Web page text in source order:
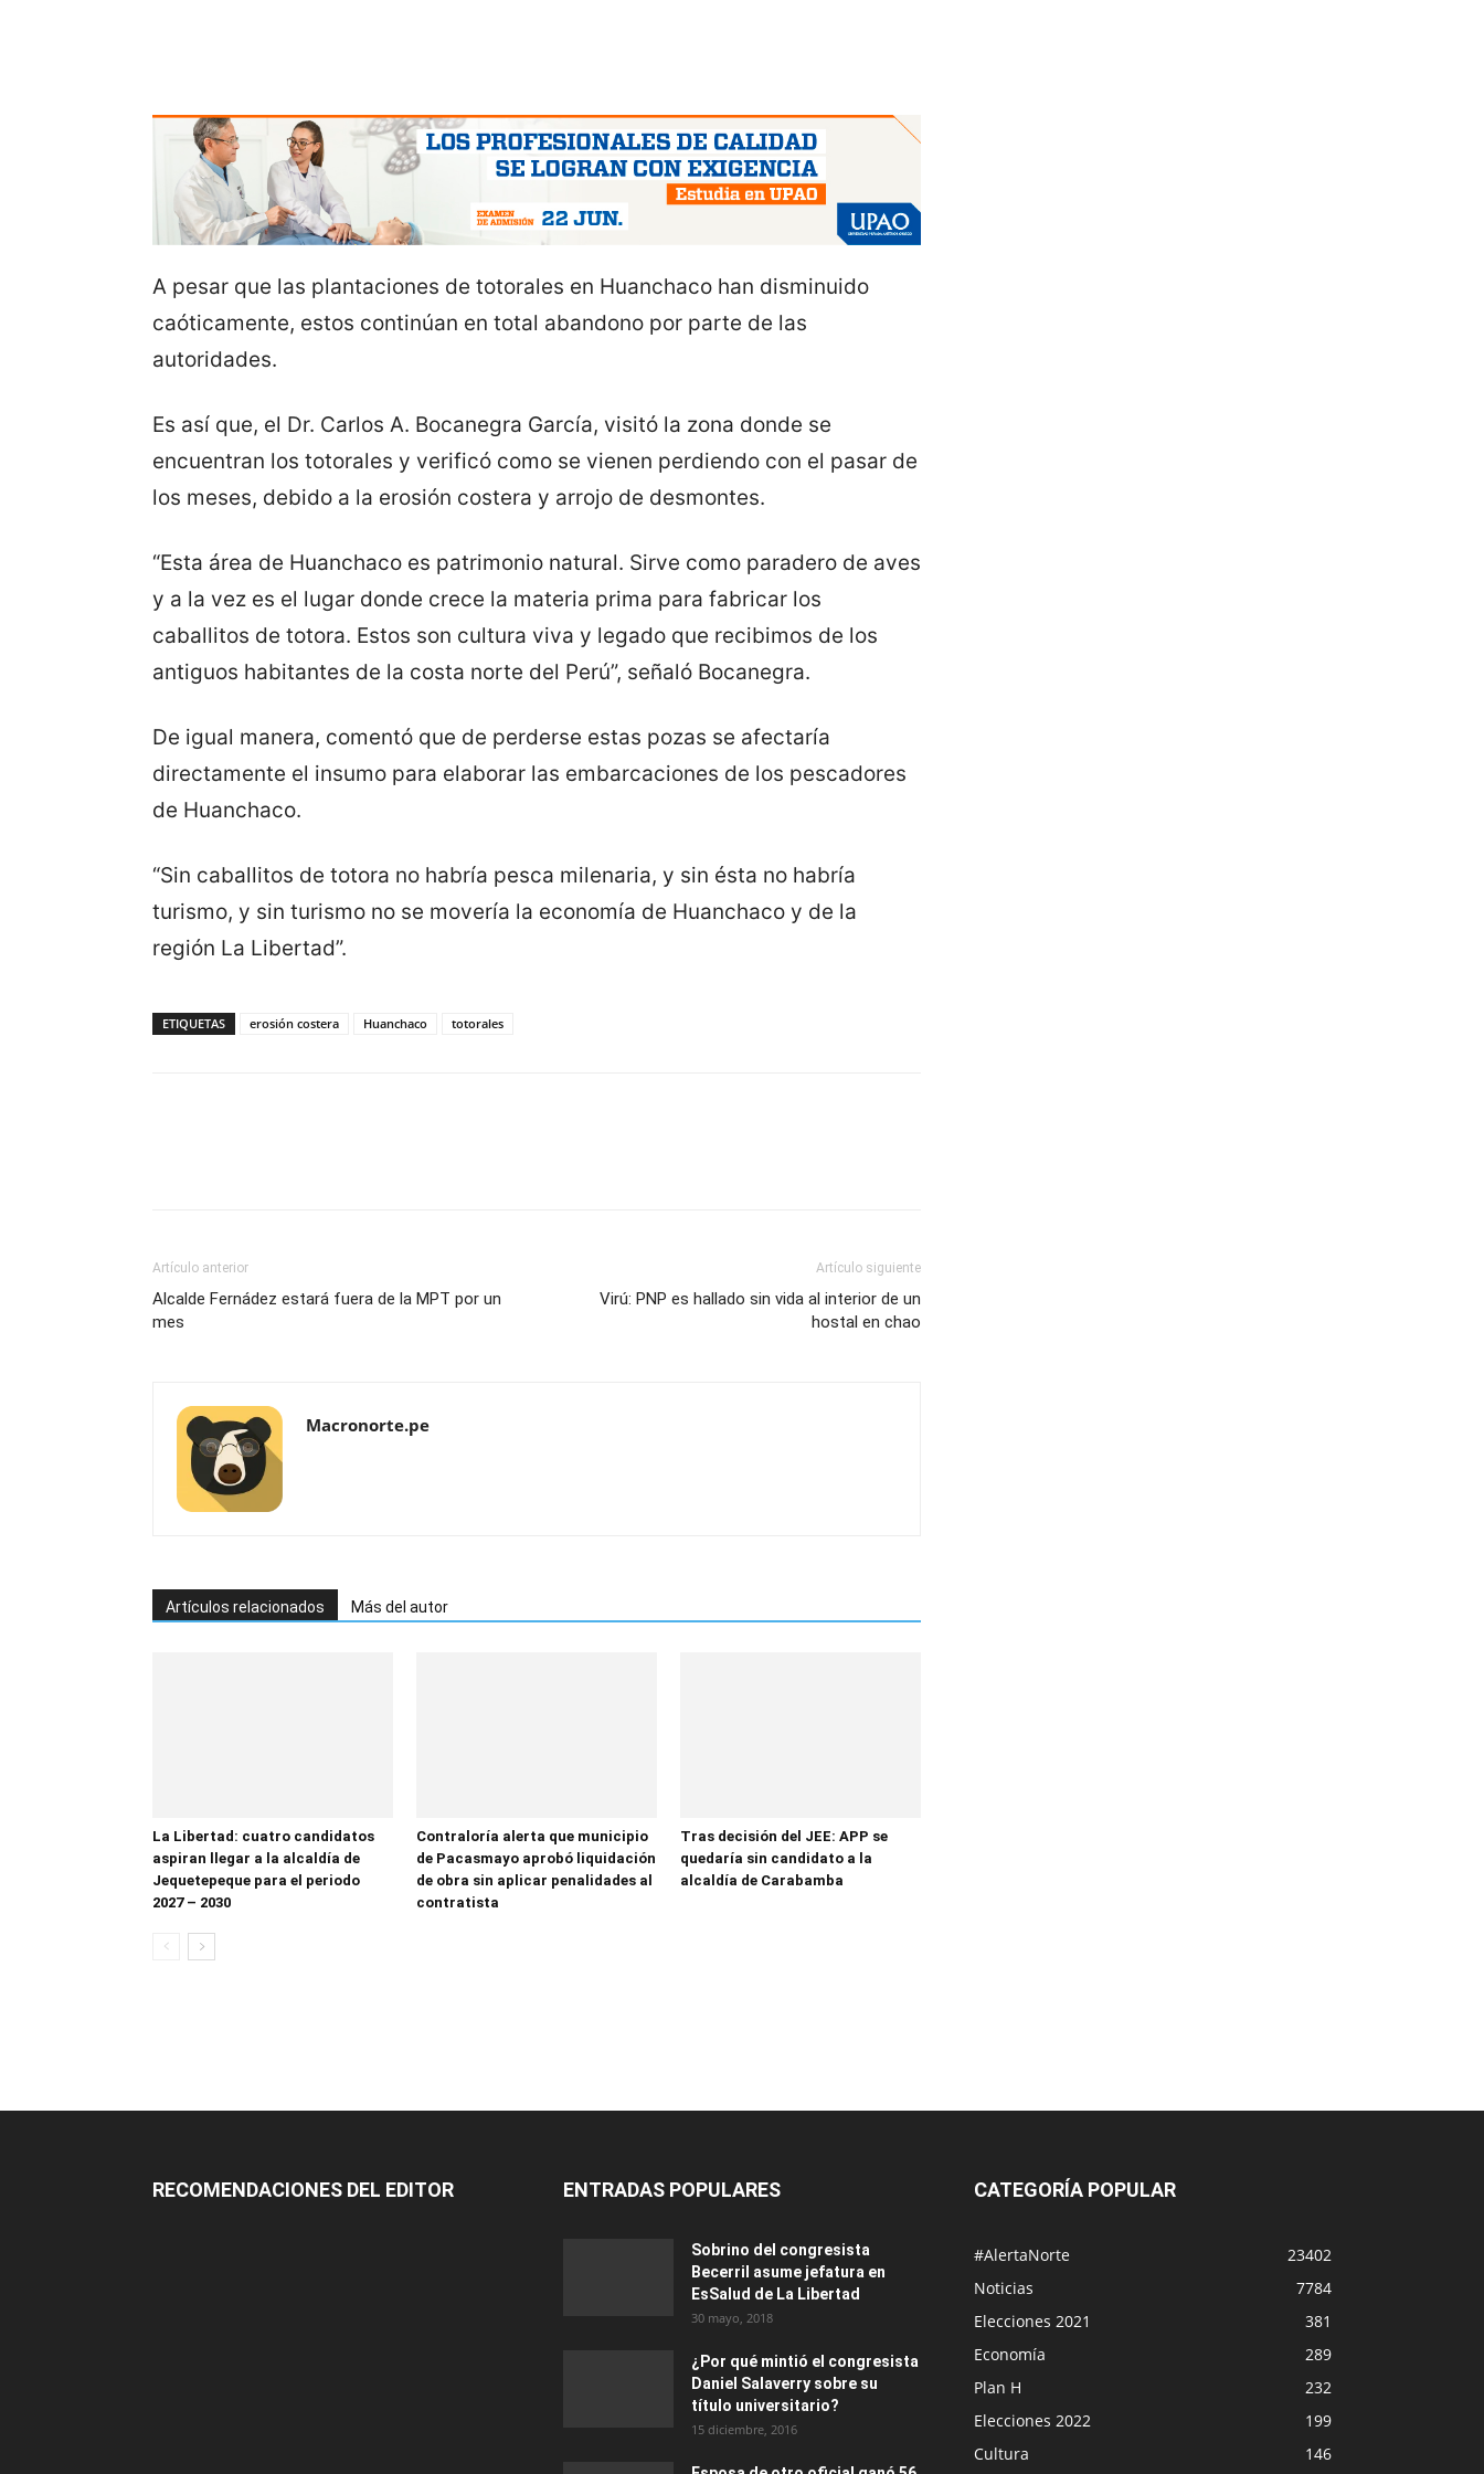
A pesar que las plantaciones de totorales en Huanchaco han disminuido
caóticamente, estos continúan en total abandono por parte de las
autoridades.
Es así que, el Dr. Carlos A. Bocanegra García, visitó la zona donde se
encuentran los totorales y verificó como se vienen perdiendo con el pasar de
los meses, debido a la erosión costera y arrojo de desmontes.
“Esta área de Huanchaco es patrimonio natural. Sirve como paradero de aves
y a la vez es el lugar donde crece la materia prima para fabricar los
caballitos de totora. Estos son cultura viva y legado que recibimos de los
antiguos habitantes de la costa norte del Perú”, señaló Bocanegra.
De igual manera, comentó que de perderse estas pozas se afectaría
directamente el insumo para elaborar las embarcaciones de los pescadores
de Huanchaco.
“Sin caballitos de totora no habría pesca milenaria, y sin ésta no habría
turismo, y sin turismo no se movería la economía de Huanchaco y de la
región La Libertad”.
ETIQUETAS erosión costera Huanchaco totorales
Artículo anterior
Alcalde Fernádez estará fuera de la MPT por un
mes
Artículo siguiente
Virú: PNP es hallado sin vida al interior de un
hostal en chao
Macronorte.pe
Artículos relacionados Más del autor
La Libertad: cuatro candidatos
aspiran llegar a la alcaldía de
Jequetepeque para el periodo
2027 – 2030
Contraloría alerta que municipio
de Pacasmayo aprobó liquidación
de obra sin aplicar penalidades al
contratista
Tras decisión del JEE: APP se
quedaría sin candidato a la
alcaldía de Carabamba
RECOMENDACIONES DEL EDITOR ENTRADAS POPULARES
Sobrino del congresista
Becerril asume jefatura en
EsSalud de La Libertad
30 mayo, 2018
¿Por qué mintió el congresista
Daniel Salaverry sobre su
título universitario?
15 diciembre, 2016
CATEGORÍA POPULAR
#AlertaNorte
23402
Noticias
7784
Elecciones 2021
381
Economía
289
Plan H
232
Elecciones 2022
199
Cultura
146